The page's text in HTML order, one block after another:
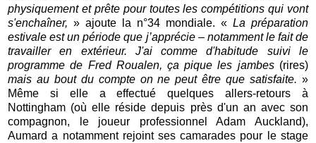
physiquement et prête pour toutes les compétitions qui vont
s'enchaîner,» ajoute la n°34 mondiale. « La préparation
estivale est un période que j’apprécie – notamment le fait de
travailler en extérieur. J'ai comme d'habitude suivi le
programme de Fred Roualen, ça pique les jambes(rires)
mais au bout du compte on ne peut être que satisfaite. »
Même si elle a effectué quelques allers-retours à
Nottingham (où elle réside depuis près d'un an avec son
compagnon, le joueur professionnel Adam Auckland),
Aumard a notamment rejoint ses camarades pour le stage